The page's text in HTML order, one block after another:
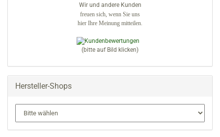
Wir und andere Kunden
freuen sich, wenn Sie uns
hier Ihre Meinung mitteilen.
(bitte auf Bild klicken)
Hersteller-Shops